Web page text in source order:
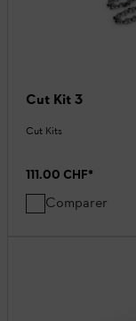
Cut Kit 3
Cut Kits
111.00 CHF*
Comparer